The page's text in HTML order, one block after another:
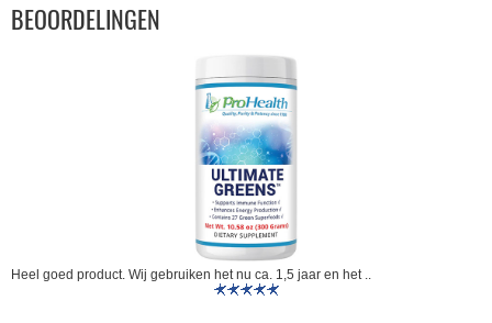
BEOORDELINGEN
Heel goed product. Wij gebruiken het nu ca. 1,5 jaar en het ..